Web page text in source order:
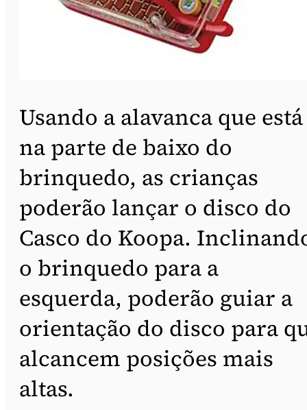
Usando a alavanca que está
na parte de baixo do
brinquedo, as crianças
poderão lançar o disco do
Casco do Koopa.
o brinquedo para a
esquerda, poderão guiar a
orientação do disco para
alcancem posições mais
altas.